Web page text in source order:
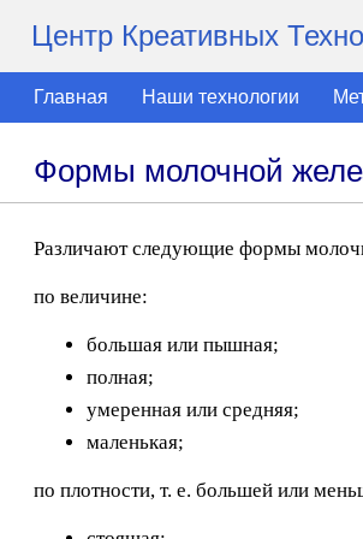
Центр Креативных
Главная Наши технологии
Формы молочной
Различают следующие формы
по величине:
большая или пышная;
полная;
умеренная или средняя;
маленькая;
по плотности, т. е. большей или